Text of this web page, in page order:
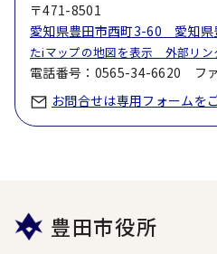
〒471-8501
愛知県豊田市西町3-60 愛知県
たiマップの地図を表示 外部リン
電話番号：0565-34-6620 フ
お問合せは専用フォームを
豊田市役所